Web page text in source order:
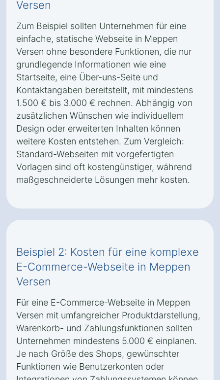
Versen
Zum Beispiel sollten Unternehmen für eine
einfache, statische Webseite in Meppen
Versen ohne besondere Funktionen, die nur
grundlegende Informationen wie eine
Startseite, eine Über-uns-Seite und
Kontaktangaben bereitstellt, mit mindestens
1.500 € bis 3.000 € rechnen. Abhängig von
zusätzlichen Wünschen wie individuellem
Design oder erweiterten Inhalten können
weitere Kosten entstehen. Zum Vergleich:
Standard-Webseiten mit vorgefertigten
Vorlagen sind oft kostengünstiger, während
maßgeschneiderte Lösungen mehr kosten.
Beispiel 2: Kosten für eine komplexe
E-Commerce-Webseite in Meppen
Versen
Für eine E-Commerce-Webseite in Meppen
Versen mit umfangreicher Produktdarstellung,
Warenkorb- und Zahlungsfunktionen sollten
Unternehmen mindestens 5.000 € einplanen.
Je nach Größe des Shops, gewünschter
Funktionen wie Benutzerkonten oder